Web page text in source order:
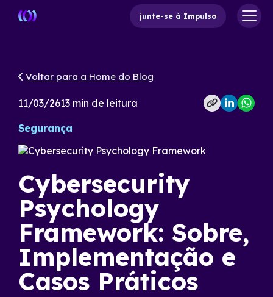
junte-se à Impulso
Voltar para a Home do Blog
11/03/2613 min de leitura
Segurança
Cybersecurity
Psychology
Framework: Sobre,
Implementação e
Casos Práticos